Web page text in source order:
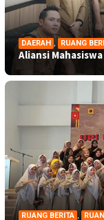
DAERAH , RUANG
Aliansi
RUANG BERITA ,